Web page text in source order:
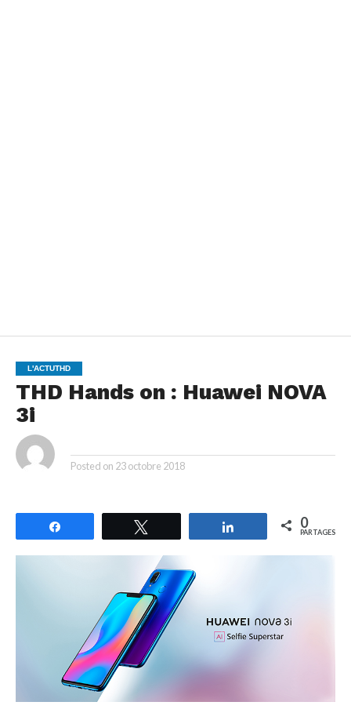
L'ACTUTHD
THD Hands on : Huawei NOVA
3i
Posted on 23 octobre 2018
Partagez 0
PARTAGES